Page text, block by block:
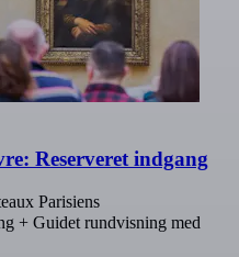
Reserveret indgang
Parisiens
+ Guidet rundvisning med